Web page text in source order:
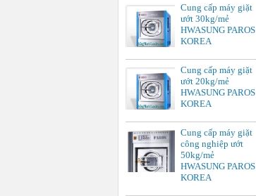
Cung cấp máy giặt
ướt 30kg/mẻ
HWASUNG PAROS
KOREA
Cung cấp máy giặt
ướt 20kg/mẻ
HWASUNG PAROS
KOREA
Cung cấp máy giặt
công nghiệp ướt
50kg/mẻ
HWASUNG PAROS
KOREA